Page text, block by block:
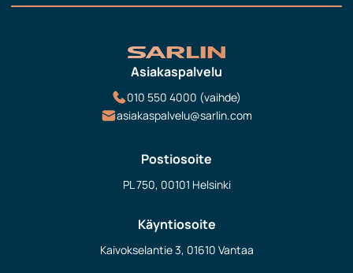
Asiakaspalvelu
010 550 4000 (vaihde)
asiakaspalvelu@sarlin.com
Postiosoite
PL 750, 00101 Helsinki
Käyntiosoite
Kaivokselantie 3, 01610 Vantaa